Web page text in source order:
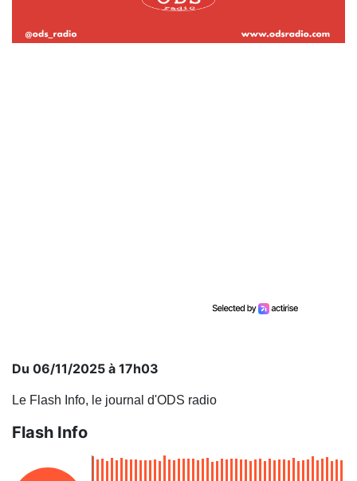
Du 06/11/2025 à 17h03
Le Flash Info, le journal d'ODS radio
Flash Info